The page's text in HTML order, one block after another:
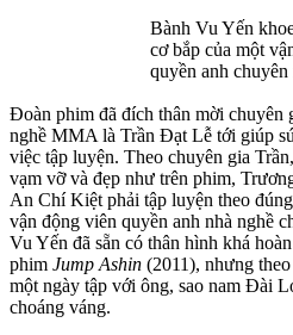
Bành Vu Yến
cơ bắp của một
quyền anh chuyên
Đoàn phim đã đích thân mời chuyên
nghề MMA là Trần Đạt Lễ tới giúp
việc tập luyện. Theo chuyên gia
vạm vỡ và đẹp như trên phim,
An Chí Kiệt phải tập luyện theo
vận động viên quyền anh nhà nghề
Vu Yến đã sẵn có thâ‌n hìn‌h khá
phim Jump Ashin (2011), nhưng
một ngày tập với ông, sao nam Đài
choáng váng.